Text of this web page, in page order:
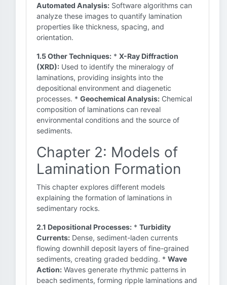
Automated Analysis: Software algorithms can
analyze these images to quantify lamination
properties like thickness, spacing, and
orientation.
1.5 Other Techniques: * X-Ray Diffraction
(XRD): Used to identify the mineralogy of
laminations, providing insights into the
depositional environment and diagenetic
processes. * Geochemical Analysis: Chemical
composition of laminations can reveal
environmental conditions and the source of
sediments.
Chapter 2: Models of
Lamination Formation
This chapter explores different models
explaining the formation of laminations in
sedimentary rocks.
2.1 Depositional Processes: * Turbidity
Currents: Dense, sediment-laden currents
flowing downhill deposit layers of fine-grained
sediments, creating graded bedding. * Wave
Action: Waves generate rhythmic patterns in
beach sediments, forming ripple laminations and